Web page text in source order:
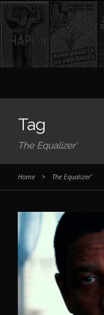
Tag
The Equalizer’
Home > The Equalizer’